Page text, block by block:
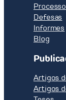
Defesas
Informes
Blog
Artigos
Artigos